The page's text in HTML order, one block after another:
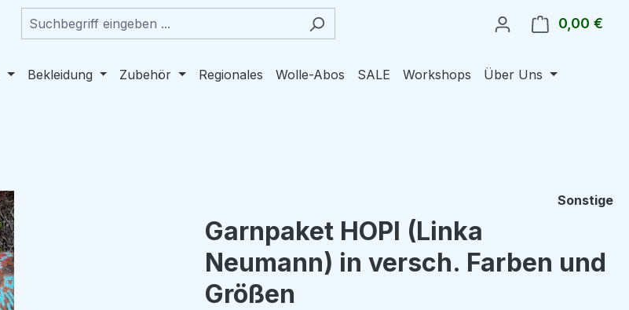
0,00 €
Bekleidung Zubehör Regionales Wolle-Abos SALE Workshops Über Uns
Sonstige
Garnpaket HOPI (Linka
Neumann) in versch. Farben und
Größen